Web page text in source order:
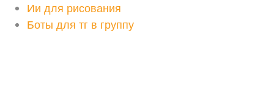
Ии для рисования
Боты для тг в группу